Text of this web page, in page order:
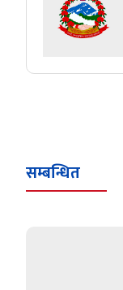
सम्बन्धित